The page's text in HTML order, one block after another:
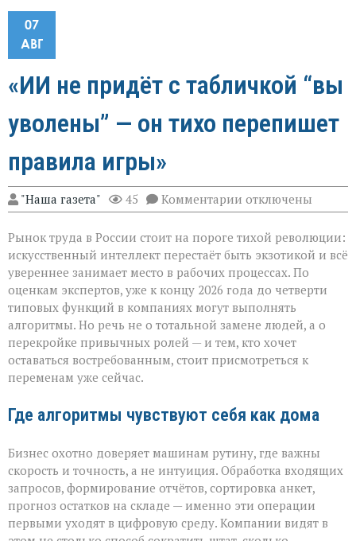
07
АВГ
«ИИ не придёт с табличкой “вы
уволены” — он тихо перепишет
правила игры»
"Наша газета" 45 Комментарии к
записи
не
придёт
табличкой
“вы
уволены” — он
тихо
перепишет
правила
игры»
отключены
Рынок труда в России стоит на пороге тихой революции:
искусственный интеллект перестаёт быть экзотикой и всё
увереннее занимает место в рабочих процессах. По
оценкам экспертов, уже к концу 2026 года до четверти
типовых функций в компаниях могут выполнять
алгоритмы. Но речь не о тотальной замене людей, а о
перекройке привычных ролей — и тем, кто хочет
оставаться востребованным, стоит присмотреться к
переменам уже сейчас.
Где алгоритмы чувствуют себя как дома
Бизнес охотно доверяет машинам рутину, где важны
скорость и точность, а не интуиция. Обработка входящих
запросов, формирование отчётов, сортировка анкет,
прогноз остатков на складе — именно эти операции
первыми уходят в цифровую среду. Компании видят в